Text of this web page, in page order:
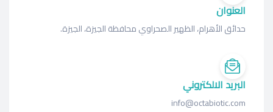
العنوان
حدائق الأهرام، الظهير الصحراوي محافظة الجيزة، الجيزة.
البريد الالكتروني
info@octabiotic.com